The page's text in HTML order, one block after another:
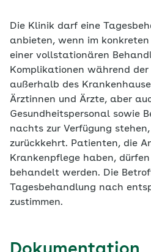
Die Klinik darf eine
anbieten, wenn im
einer vollstationären
Komplikationen während
außerhalb des
Ärztinnen und Ärzte, aber
Gesundheitsper­sonal sowie
nachts zur Verfügung
zurückkehrt. Patienten, die
Krankenpflege haben,
behandelt werden. Die
Tagesbehandlung nach
zustimmen.